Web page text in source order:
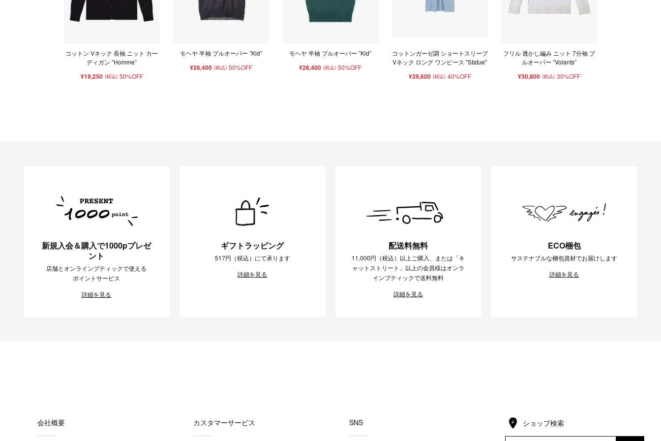
コットン Vネック 長袖 ニット カー
ディガン ”Homme”
¥19,250 (税込) 50%OFF
モヘヤ 半袖 プルオーバー ”Kid”
¥26,400 (税込) 50%OFF
モヘヤ 半袖 プルオーバー ”Kid”
¥26,400 (税込) 50%OFF
コットンガーゼ調 ショートスリーブ
Vネック ロング ワンピース "Statue"
¥39,600 (税込) 40%OFF
フリル 透かし編み ニット 7分袖 プ
ルオーバー ”Volants”
¥30,800 (税込) 30%OFF
新規入会＆購入で1000pプレゼ
ント
店舗とオンラインブティックで使える
ポイントサービス
詳細を見る
ギフトラッピング
517円（税込）にて承ります
詳細を見る
配送料無料
11,000円（税込）以上ご購入、または「キ
ャットストリート」以上の会員様はオンラ
インブティックで送料無料
詳細を見る
ECO梱包
サステナブルな梱包資材でお届けします
詳細を見る
会社概要 カスタマーサービス SNS ショップ検索